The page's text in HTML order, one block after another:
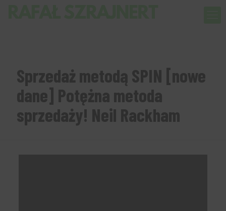
Sprzedaż metodą SPIN [nowe
dane] Potężna metoda
sprzedaży! Neil Rackham